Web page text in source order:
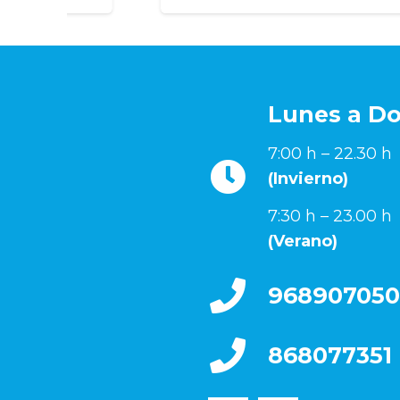
Lunes a
7:00 h – 22.30 h
(Invierno)
7:30 h – 23.00 h
(Verano)
968907050
868077351